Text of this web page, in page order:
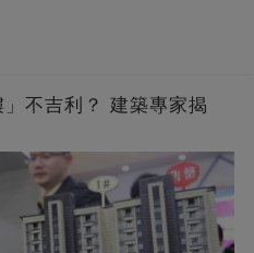
不吉利？ 建築專家揭